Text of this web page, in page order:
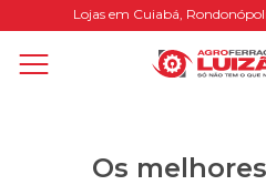
Lojas em Cuiabá,
Os